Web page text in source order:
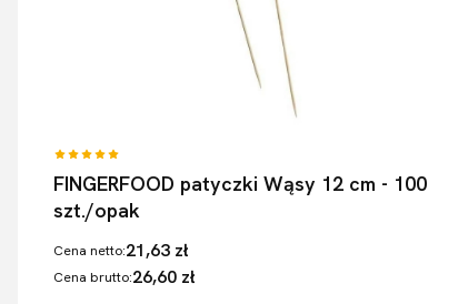
FINGERFOOD patyczki Wąsy 12 cm - 100
szt./opak
Cena netto:21,63 zł
Cena brutto:26,60 zł